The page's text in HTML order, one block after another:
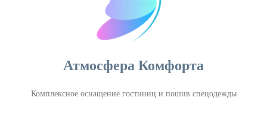
Атмосфера Комфорта
Комплексное оснащение гостиниц и пошив спецодежды